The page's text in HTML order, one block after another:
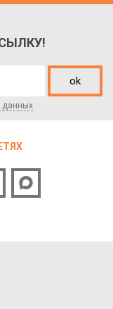
ok
данных